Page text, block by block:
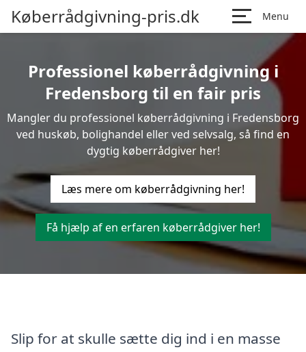
Køberrådgivning-pris.dk Menu
Professionel køberrådgivning i
Fredensborg til en fair pris
Mangler du professionel køberrådgivning i Fredensborg
ved huskøb, bolighandel eller ved selvsalg, så find en
dygtig køberrådgiver her!
Læs mere om køberrådgivning her!
Få hjælp af en erfaren køberrådgiver her!
Slip for at skulle sætte dig ind i en masse